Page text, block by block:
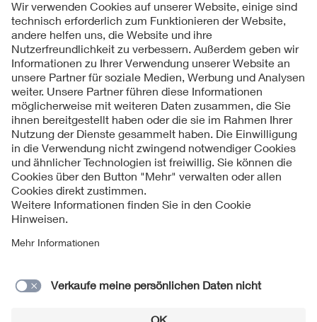
Folgen Sie uns
Kontakte
Service
Impressum
Datenschutzinformationen
Cookie Hinweise
Lieferantenportal